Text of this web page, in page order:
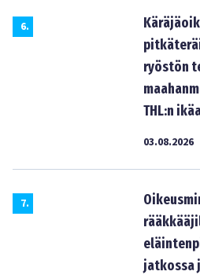
6.
ryöstön
THL:n
03.08.2026
7.
jatkossa